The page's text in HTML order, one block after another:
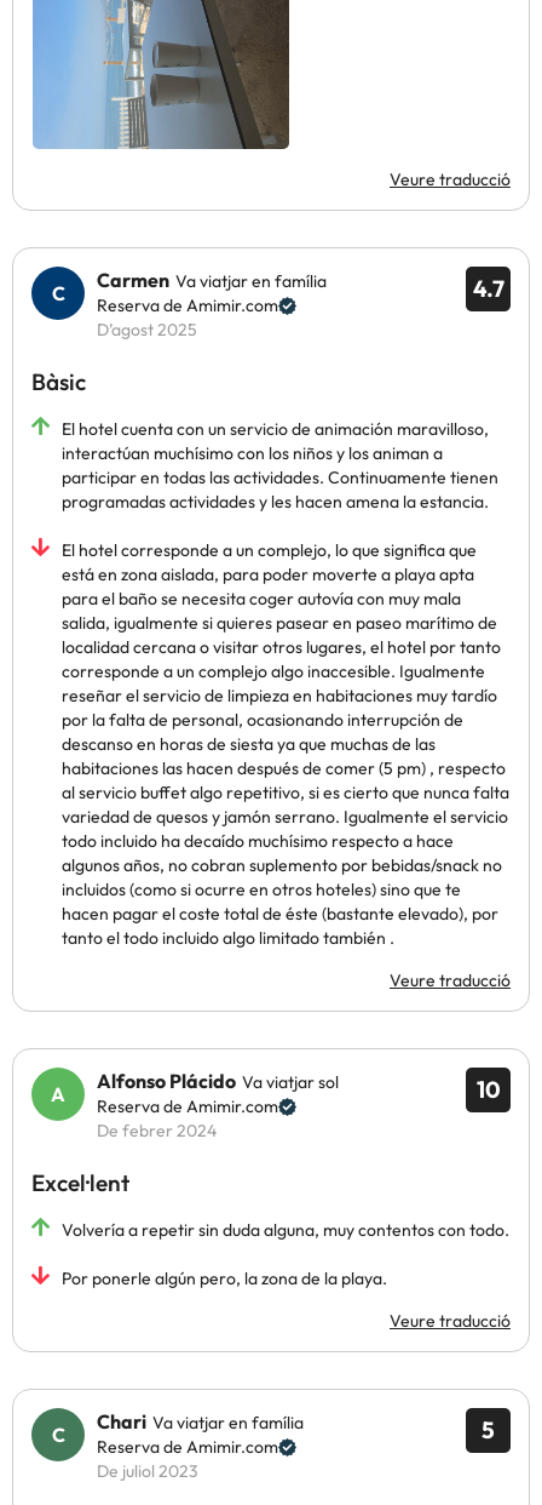
Veure traducció
4.7
Carmen Va viatjar en família
Reserva de Amimir.com
D’agost 2025
Bàsic
El hotel cuenta con un servicio de animación maravilloso,
interactúan muchísimo con los niños y los animan a
participar en todas las actividades. Continuamente tienen
programadas actividades y les hacen amena la estancia.
El hotel corresponde a un complejo, lo que significa que
está en zona aislada, para poder moverte a playa apta
para el baño se necesita coger autovía con muy mala
salida, igualmente si quieres pasear en paseo marítimo de
localidad cercana o visitar otros lugares, el hotel por tanto
corresponde a un complejo algo inaccesible. Igualmente
reseñar el servicio de limpieza en habitaciones muy tardío
por la falta de personal, ocasionando interrupción de
descanso en horas de siesta ya que muchas de las
habitaciones las hacen después de comer (5 pm) , respecto
al servicio buffet algo repetitivo, si es cierto que nunca falta
variedad de quesos y jamón serrano. Igualmente el servicio
todo incluido ha decaído muchísimo respecto a hace
algunos años, no cobran suplemento por bebidas/snack no
incluidos (como si ocurre en otros hoteles) sino que te
hacen pagar el coste total de éste (bastante elevado), por
tanto el todo incluido algo limitado también .
Veure traducció
10
Alfonso Plácido Va viatjar sol
Reserva de Amimir.com
De febrer 2024
Excel·lent
Volvería a repetir sin duda alguna, muy contentos con todo.
Por ponerle algún pero, la zona de la playa.
Veure traducció
5
Chari Va viatjar en família
Reserva de Amimir.com
De juliol 2023